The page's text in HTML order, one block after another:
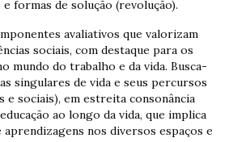
formas de solução (revolução).
avaliativos que valorizam
sociais, com destaque para os
mundo do trabalho e da vida. Busca-
singulares de vida e seus percursos
sociais), em estreita consonância
ao longo da vida, que implica
aprendizagens nos diversos espaços e